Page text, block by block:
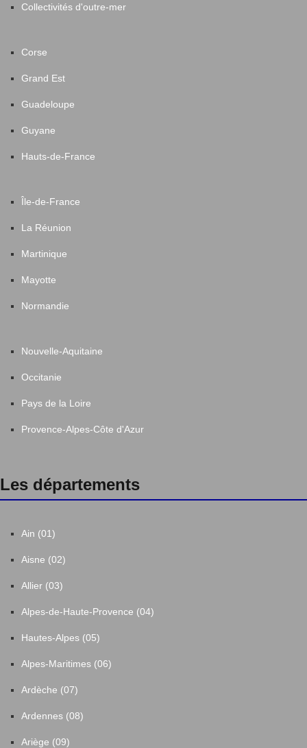
Collectivités d'outre-mer
Corse
Grand Est
Guadeloupe
Guyane
Hauts-de-France
Île-de-France
La Réunion
Martinique
Mayotte
Normandie
Nouvelle-Aquitaine
Occitanie
Pays de la Loire
Provence-Alpes-Côte d'Azur
Les départements
Ain (01)
Aisne (02)
Allier (03)
Alpes-de-Haute-Provence (04)
Hautes-Alpes (05)
Alpes-Maritimes (06)
Ardèche (07)
Ardennes (08)
Ariège (09)